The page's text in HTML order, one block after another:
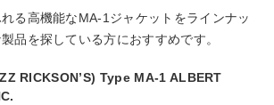
る高機能なMA-1ジャケットをラインナッ
品を探している方におすすめです。
RICKSON’S) Type MA-1 ALBERT